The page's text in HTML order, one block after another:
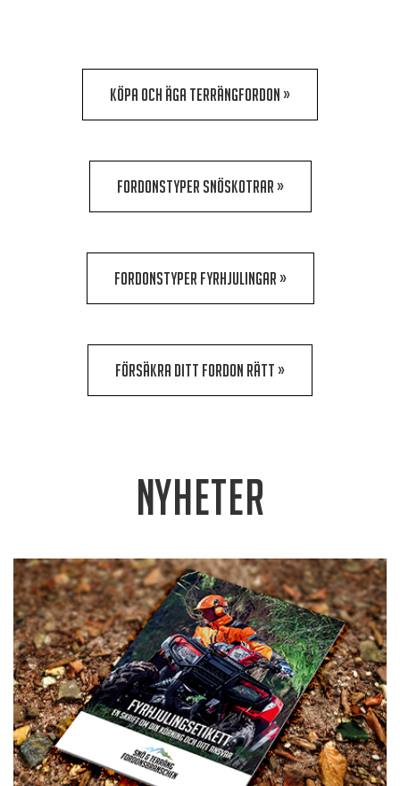
KÖPA OCH ÄGA TERRÄNGFORDON »
FORDONSTYPER SNÖSKOTRAR »
FORDONSTYPER FYRHJULINGAR »
FÖRSÄKRA DITT FORDON RÄTT »
Nyheter